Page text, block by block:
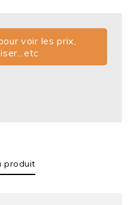
voir les prix,
produit